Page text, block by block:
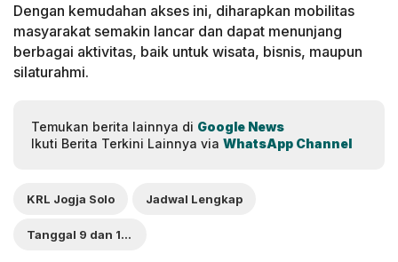
Dengan kemudahan akses ini, diharapkan mobilitas
masyarakat semakin lancar dan dapat menunjang
berbagai aktivitas, baik untuk wisata, bisnis, maupun
silaturahmi.
Temukan berita lainnya di Google News
Ikuti Berita Terkini Lainnya via WhatsApp Channel
KRL Jogja Solo Jadwal Lengkap
Tanggal 9 dan 10 Agustus 2025